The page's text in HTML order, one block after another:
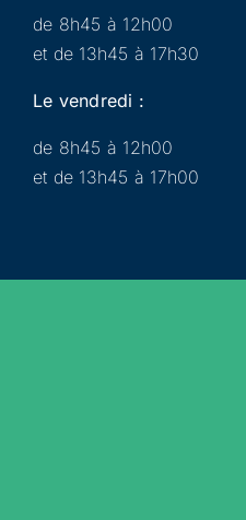
de 8h45 à 12h00
et de 13h45 à 17h30
Le vendredi :
de 8h45 à 12h00
et de 13h45 à 17h00